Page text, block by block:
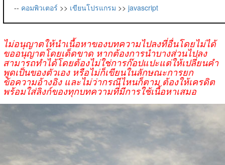
-- คอมพิวเตอร์ >> เขียนโปรแกรม >> javascript
ไม่อนุญาตให้นำเนื้อหาของบทความไปลงที่อื่นโดยไม่ได้
ขออนุญาตโดยเด็ดขาด หากต้องการนำบางส่วนไปลง
สามารถทำได้โดยต้องไม่ใช่การก๊อปแปะแต่ให้เปลี่ยนคำ
พูดเป็นของตัวเอง หรือไม่ก็เขียนในลักษณะการยก
ข้อความอ้างอิง และไม่ว่ากรณีไหนก็ตาม ต้องให้เครดิต
พร้อมใส่ลิงก์ของทุกบทความที่มีการใช้เนื้อหาเสมอ